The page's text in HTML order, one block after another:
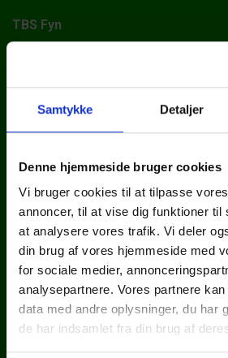
Samtykke Detaljer
Denne hjemmeside bruger cookies
Vi bruger cookies til at tilpasse
annoncer, til at vise dig funktioner til
at analysere vores trafik. Vi deler
din brug af vores hjemmeside med
for sociale medier,
analysepartnere. Vores partnere
data med andre oplysninger, du har
de har indsamlet fra din brug af
TBS Fyn
Ellehaven 1